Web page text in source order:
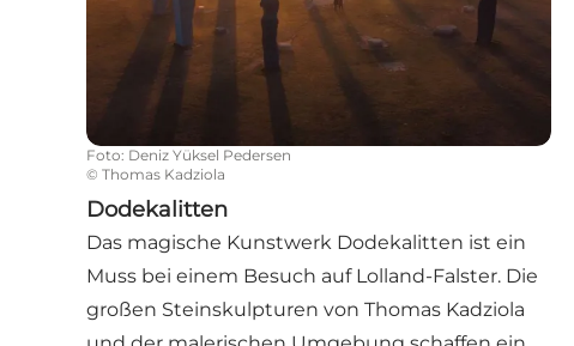
Foto: Deniz Yüksel Pedersen
© Thomas Kadziola
Dodekalitten
Das magische Kunstwerk Dodekalitten ist ein
Muss bei einem Besuch auf Lolland-Falster. Die
großen Steinskulpturen von Thomas Kadziola